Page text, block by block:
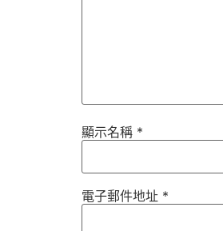
顯示名稱 *
電子郵件地址 *